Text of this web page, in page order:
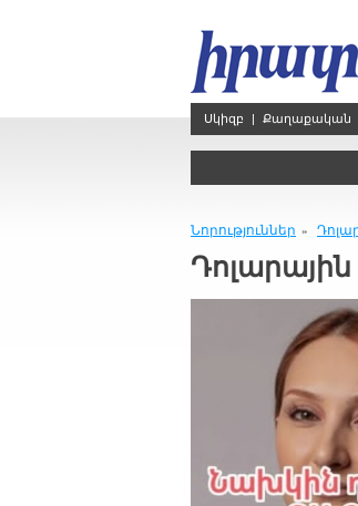
Սկիզբ | Քաղաքական
Նորություններ »